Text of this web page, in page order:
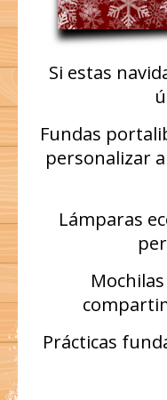
Si estas
Fundas
personalizar
Lámparas
Prácticas